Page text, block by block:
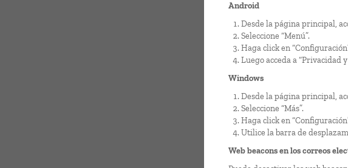
Android
Desde la página principal,
Seleccione “Menú”.
Haga click en
Luego acceda a “Privacidad
Windows
Desde la página principal,
Seleccione “Más”.
Haga click en
Utilice la barra de
Web beacons en los correos